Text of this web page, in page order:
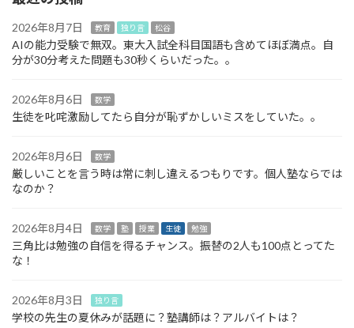
2026年8月7日 教育 独り言 松谷
AIの能力受験で無双。東大入試全科目国語も含めてほぼ満点。自
分が30分考えた問題も30秒くらいだった。。
2026年8月6日 数学
生徒を叱咤激励してたら自分が恥ずかしいミスをしていた。。
2026年8月6日 数学
厳しいことを言う時は常に刺し違えるつもりです。個人塾ならでは
なのか？
2026年8月4日 数学 塾 授業 生徒 勉強
三角比は勉強の自信を得るチャンス。振替の2人も100点とってた
な！
2026年8月3日 独り言
学校の先生の夏休みが話題に？塾講師は？アルバイトは？